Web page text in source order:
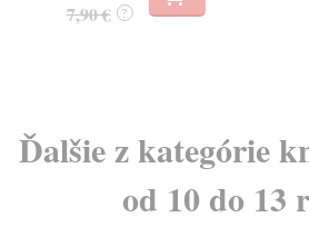
7,90 € ?
Ďalšie z kategórie
od 10 do 13